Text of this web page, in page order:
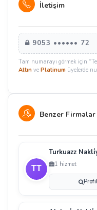
İletişim
9053 •••••• 72
Tam numarayı görmek için
Altın ve Platinum üyelerde
Benzer Firmalar
1 hizmet
Profil